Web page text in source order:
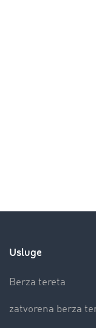
Usluge
Berza tereta
zatvorena berza